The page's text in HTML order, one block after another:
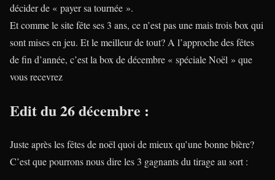
décider de « payer sa tournée ».
Et comme le site fête ses 3 ans, ce n’est pas une mais trois box qui
sont mises en jeu. Et le meilleur de tout? A l’approche des fêtes
de fin d’année, c’est la box de décembre « spéciale Noël » que
vous recevrez
Edit du 26 décembre :
Juste après les fêtes de noël quoi de mieux qu’une bonne bière?
C’est que pourrons nous dire les 3 gagnants du tirage au sort :